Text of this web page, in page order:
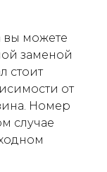
вы можете
заменой
стоит
от
Номер
случае